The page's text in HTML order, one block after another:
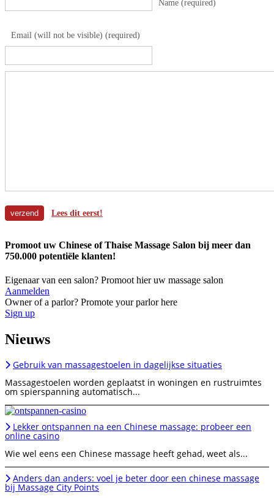
Name (required)
Email (will not be visible) (required)
Lees dit eerst!
Promoot uw Chinese of Thaise Massage Salon bij meer dan
750.000 potentiële klanten!
Eigenaar van een salon? Promoot hier uw massage salon
Aanmelden
Owner of a parlor? Promote your parlor here
Sign up
Nieuws
Gebruik van massagestoelen in dagelijkse situaties
Massagestoelen worden geplaatst in woningen en rustruimtes
om spierspanning automatisch...
Lekker ontspannen na een Chinese massage: probeer een
online casino
Wie wel eens een Chinese massage heeft gehad, weet als...
Anders dan anders: voel je beter door een chinese massage
bij Massage City Points